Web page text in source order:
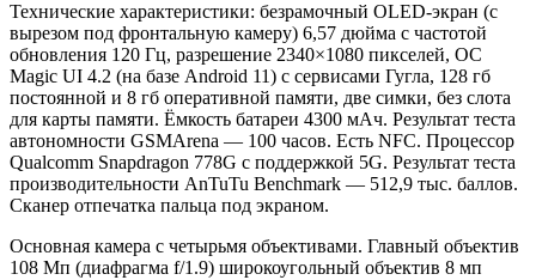
Технические характеристики: безрамочный OLED-экран (с
вырезом под фронтальную камеру) 6,57 дюйма с частотой
обновления 120 Гц, разрешение 2340×1080 пикселей, ОС
Magic UI 4.2 (на базе Android 11) с сервисами Гугла, 128 гб
постоянной и 8 гб оперативной памяти, две симки, без слота
для карты памяти. Ёмкость батареи 4300 мАч. Результат теста
автономности GSMArena — 100 часов. Есть NFC. Процессор
Qualcomm Snapdragon 778G с поддержкой 5G. Результат теста
производительности AnTuTu Benchmark — 512,9 тыс. баллов.
Сканер отпечатка пальца под экраном.
Основная камера с четырьмя объективами. Главный объектив
108 Мп (диафрагма f/1.9) широкоугольный объектив 8 мп